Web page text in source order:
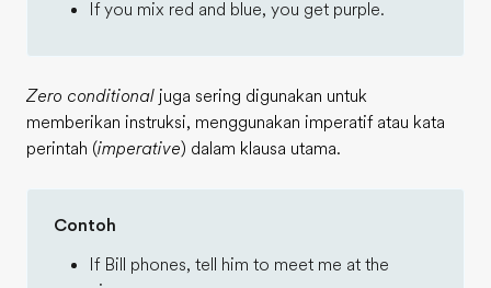
If you mix red and blue, you get purple.
Zero conditional juga sering digunakan untuk
memberikan instruksi, menggunakan imperatif atau kata
perintah (imperative) dalam klausa utama.
Contoh
If Bill phones, tell him to meet me at the